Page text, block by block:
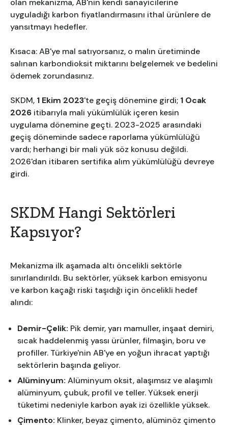
olan mekanizma, AB'nin kendi sanayicilerine
uyguladığı karbon fiyatlandırmasını ithal ürünlere de
yansıtmayı hedefler.
Kısaca: AB'ye mal satıyorsanız, o malın üretiminde
salınan karbondioksit miktarını belgelemek ve bedelini
ödemek zorundasınız.
SKDM, 1 Ekim 2023'te geçiş dönemine girdi; 1 Ocak
2026 itibarıyla mali yükümlülük içeren kesin
uygulama dönemine geçti. 2023-2025 arasındaki
geçiş döneminde sadece raporlama yükümlülüğü
vardı; herhangi bir mali yük söz konusu değildi.
2026'dan itibaren sertifika alım yükümlülüğü devreye
girdi.
SKDM Hangi Sektörleri
Kapsıyor?
Mekanizma ilk aşamada altı öncelikli sektörle
sınırlandırıldı. Bu sektörler, yüksek karbon emisyonu
ve karbon kaçağı riski taşıdığı için öncelikli hedef
alındı:
Demir-Çelik: Pik demir, yarı mamuller, inşaat demiri,
sıcak haddelenmiş yassı ürünler, filmaşin, boru ve
profiller. Türkiye'nin AB'ye en yoğun ihracat yaptığı
sektörlerin başında geliyor.
Alüminyum: Alüminyum oksit, alaşımsız ve alaşımlı
alüminyum, çubuk, profil ve teller. Yüksek enerji
tüketimi nedeniyle karbon ayak izi özellikle yüksek.
Çimento: Klinker, beyaz çimento, alüminöz çimento